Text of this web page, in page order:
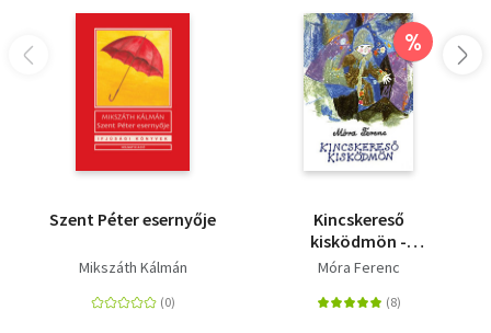
Szent Péter esernyője
Mikszáth Kálmán
%
Kincskereső
kisködmön -
Puhatábla
Móra Ferenc